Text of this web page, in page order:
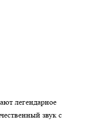
легендарное
звук с